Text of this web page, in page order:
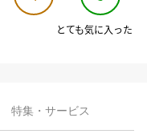
とても気に入った
特集・サービス